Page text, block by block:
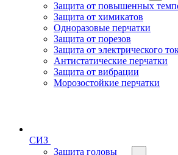
Защита от повышенных
Защита от химикатов
Одноразовые перчатки
Защита от порезов
Защита от электрического
Антистатические перчатки
Защита от вибрации
Морозостойкие перчатки
СИЗ
Защита головы